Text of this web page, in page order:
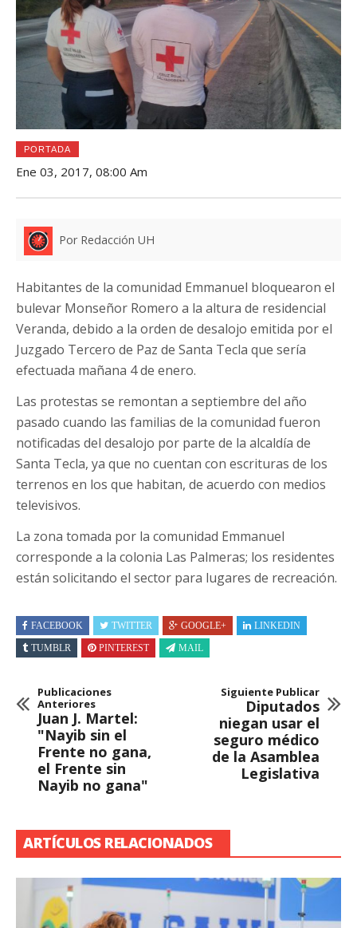
PORTADA
Ene 03, 2017, 08:00 Am
Por Redacción UH
Habitantes de la comunidad Emmanuel bloquearon el
bulevar Monseñor Romero a la altura de residencial
Veranda, debido a la orden de desalojo emitida por el
Juzgado Tercero de Paz de Santa Tecla que sería
efectuada mañana 4 de enero.
Las protestas se remontan a septiembre del año
pasado cuando las familias de la comunidad fueron
notificadas del desalojo por parte de la alcaldía de
Santa Tecla, ya que no cuentan con escrituras de los
terrenos en los que habitan, de acuerdo con medios
televisivos.
La zona tomada por la comunidad Emmanuel
corresponde a la colonia Las Palmeras; los residentes
están solicitando el sector para lugares de recreación.
FACEBOOK TWITTER GOOGLE+
LINKEDIN
TUMBLR
PINTEREST MAIL
Publicaciones
Anteriores
Juan J. Martel:
"Nayib sin el
Frente no gana,
el Frente sin
Nayib no gana"
Siguiente Publicar
Diputados
niegan usar el
seguro médico
de la Asamblea
Legislativa
ARTÍCULOS RELACIONADOS